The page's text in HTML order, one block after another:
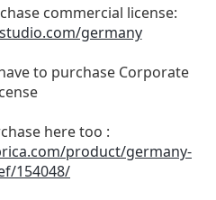
commercial license:
germany
to purchase Corporate
here too :
product/germany-
154048/